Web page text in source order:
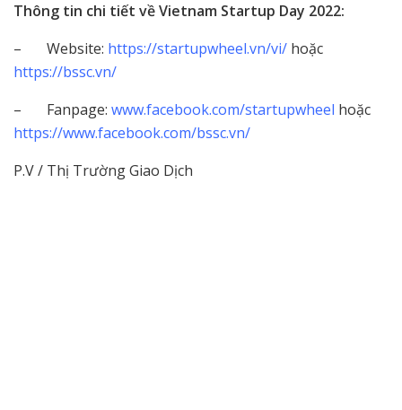
Thông tin chi tiết về Vietnam Startup Day 2022:
– Website: https://startupwheel.vn/vi/ hoặc
https://bssc.vn/
– Fanpage: www.facebook.com/startupwheel hoặc
https://www.facebook.com/bssc.vn/
P.V / Thị Trường Giao Dịch